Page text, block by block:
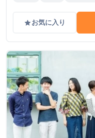
gradeお気に入り